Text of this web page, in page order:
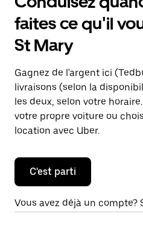
faites ce qu'il
St Mary
Gagnez de l'argent ici
livraisons (selon la
les deux, selon votre
votre propre voiture ou
location avec Uber.
C'est parti
Vous avez déjà un compte?